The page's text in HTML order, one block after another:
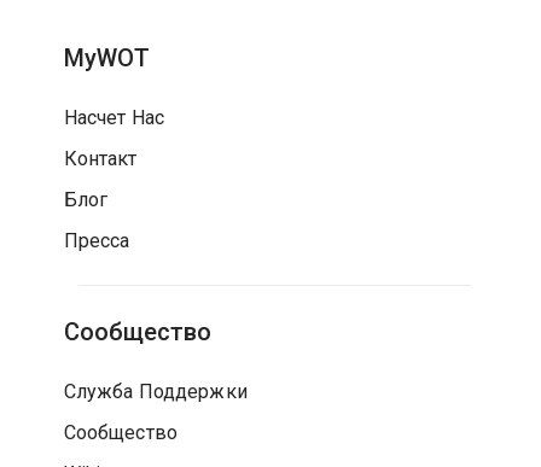
MyWOT
Насчет Нас
Контакт
Блог
Пресса
Сообщество
Служба Поддержки
Сообщество